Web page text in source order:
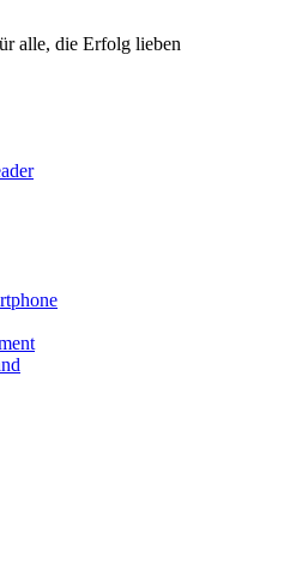
alle, die Erfolg lieben